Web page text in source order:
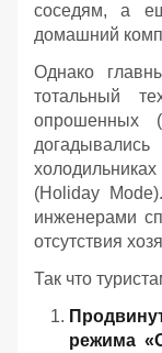
соседям, а
домашний
Однако
тотальный
опрошенных
(Holiday
инженерами
отсутствия
Так что
режима